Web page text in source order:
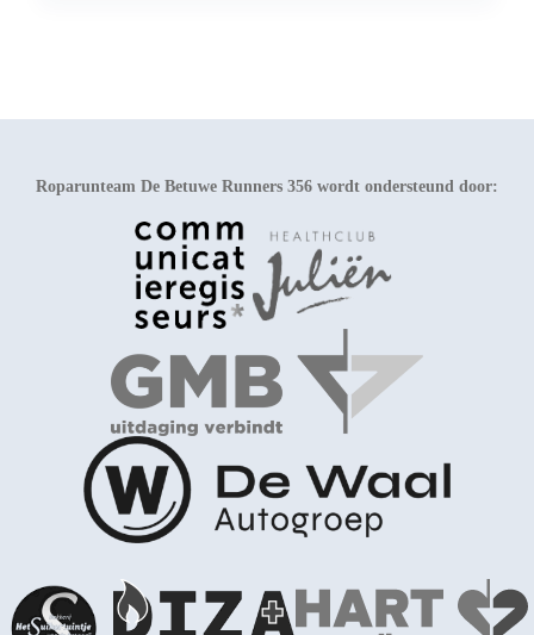
Roparunteam De Betuwe Runners 356 wordt ondersteund door: